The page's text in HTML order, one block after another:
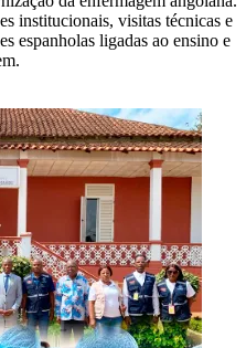
institucionais, visitas técnicas e
espanholas ligadas ao ensino e